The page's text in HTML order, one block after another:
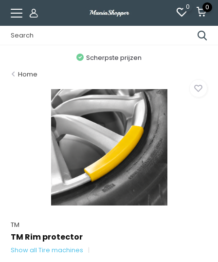
0 0
Scherpste prijzen
Home
TM
TM Rim protector
Show all Tire machines